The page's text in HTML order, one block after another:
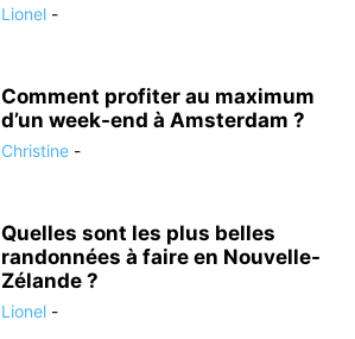
Lionel -
Comment profiter au maximum
d’un week-end à Amsterdam ?
Christine -
Quelles sont les plus belles
randonnées à faire en Nouvelle-
Zélande ?
Lionel -